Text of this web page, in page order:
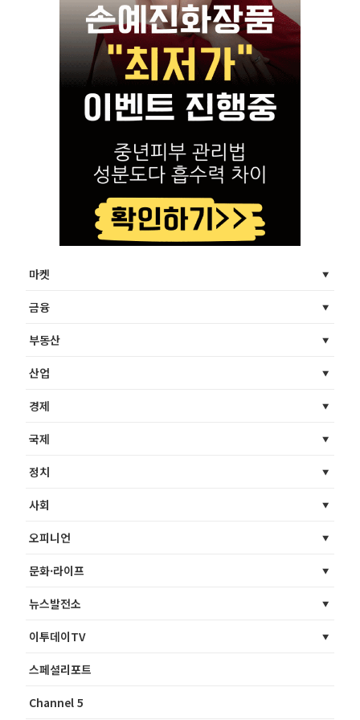
마켓
금융
부동산
산업
경제
국제
정치
사회
오피니언
문화·라이프
뉴스발전소
이투데이TV
스페셜리포트
Channel 5